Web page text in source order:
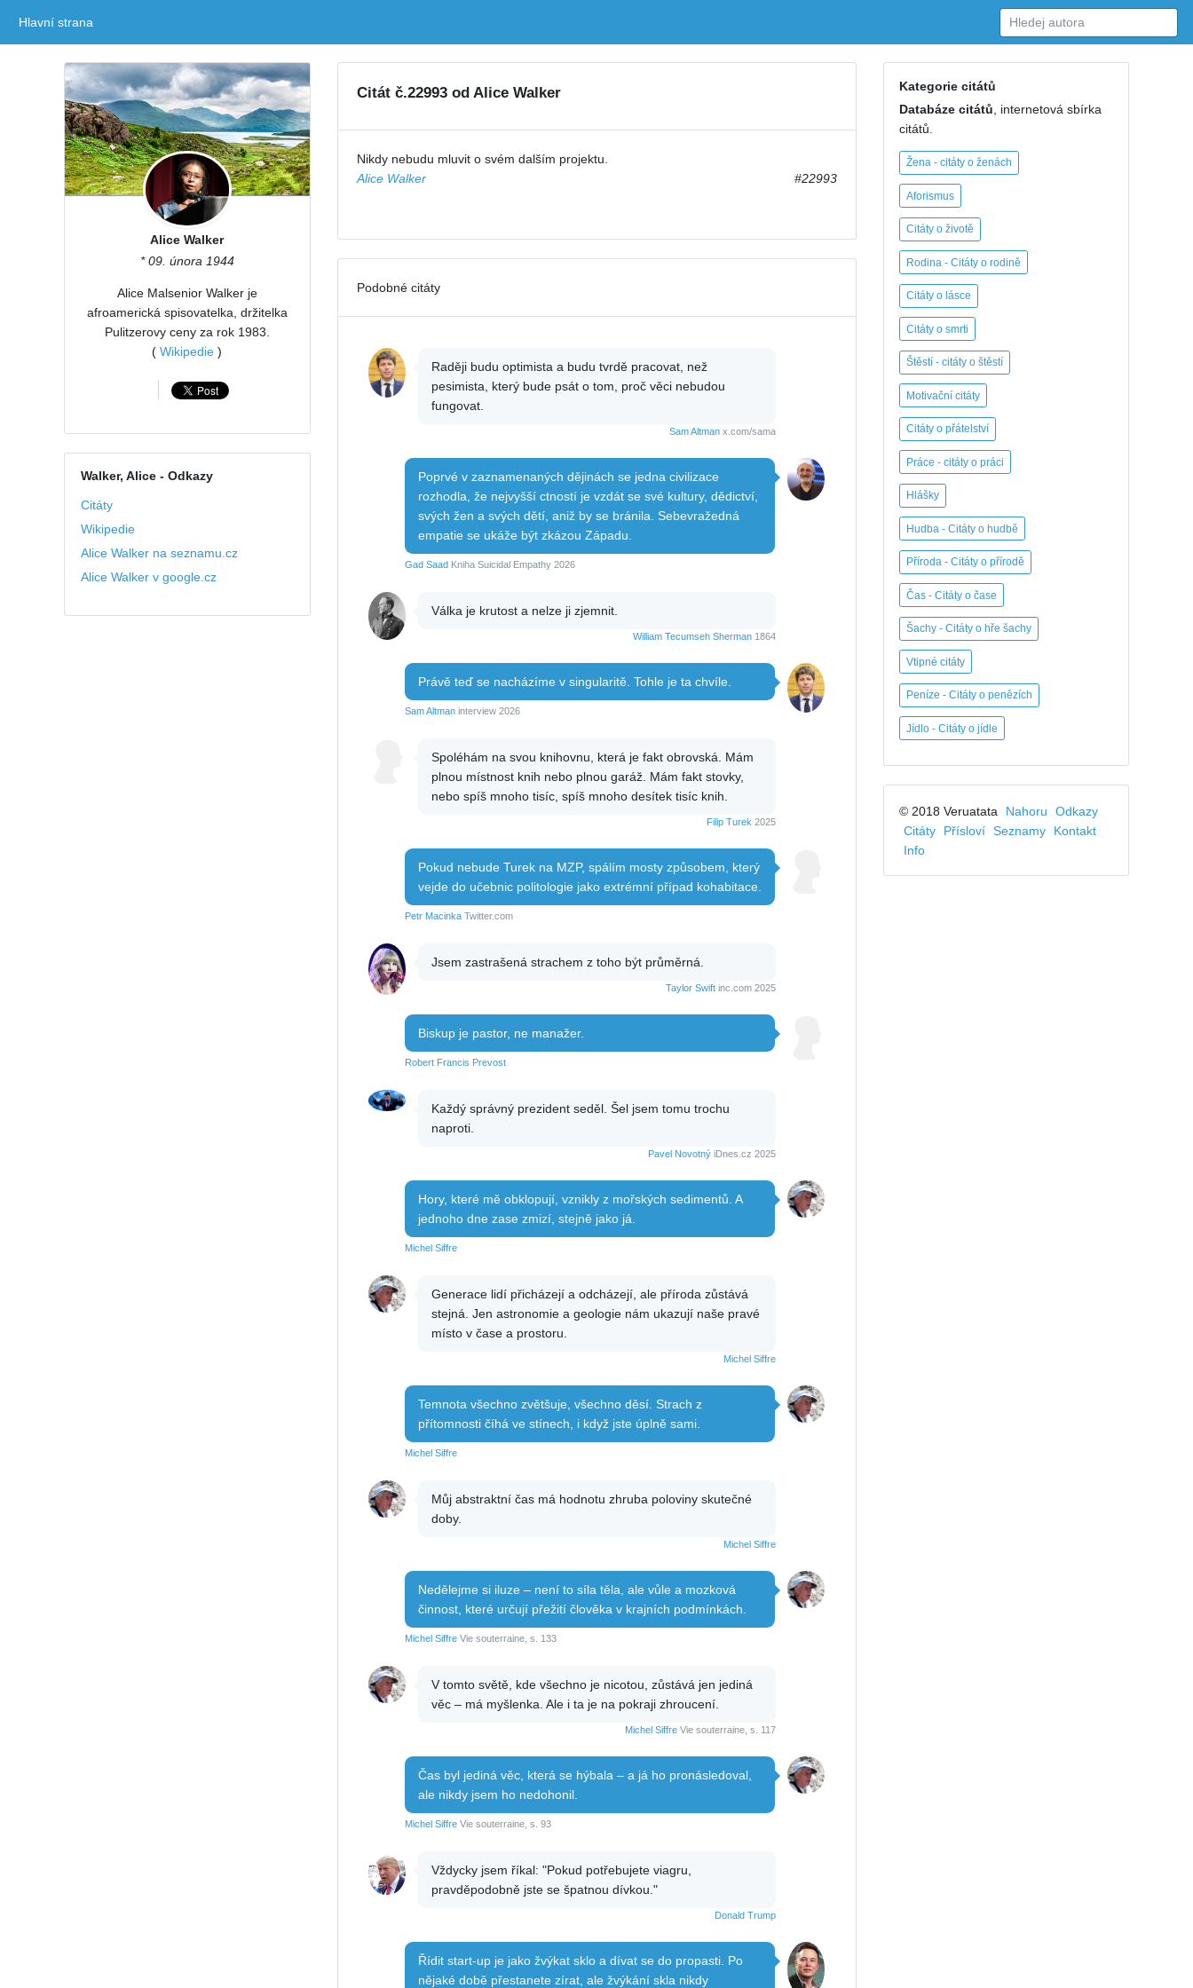
Hlavní strana
Alice Walker
* 09. února 1944
Alice Malsenior Walker je
afroamerická spisovatelka, držitelka
Pulitzerovy ceny za rok 1983.
(Wikipedie )
Walker, Alice- Odkazy
Citáty
Wikipedie
Alice Walker na seznamu.cz
Alice Walker v google.cz
Citát č.22993 od Alice Walker
Nikdy nebudu mluvit o svém dalším projektu.
Alice Walker
#22993
Podobné citáty
Raději budu optimista a budu tvrdě pracovat, než
pesimista, který bude psát o tom, proč věci nebudou
fungovat.
Sam Altmanx.com/sama
Poprvé v zaznamenaných dějinách se jedna civilizace
rozhodla, že nejvyšší ctností je vzdát se své kultury, dědictví,
svých žen a svých dětí, aniž by se bránila. Sebevražedná
empatie se ukáže být zkázou Západu.
Gad SaadKniha Suicidal Empathy 2026
Válka je krutost a nelze ji zjemnit.
William Tecumseh Sherman1864
Právě teď se nacházíme v singularitě. Tohle je ta chvíle.
Sam Altmaninterview 2026
Spoléhám na svou knihovnu, která je fakt obrovská. Mám
plnou místnost knih nebo plnou garáž. Mám fakt stovky,
nebo spíš mnoho tisíc, spíš mnoho desítek tisíc knih.
Filip Turek 2025
Pokud nebude Turek na MZP, spálím mosty způsobem, který
vejde do učebnic politologie jako extrémní případ kohabitace.
Petr MacinkaTwitter.com
Jsem zastrašená strachem z toho být průměrná.
Taylor Swiftinc.com 2025
Biskup je pastor, ne manažer.
Robert Francis Prevost
Každý správný prezident seděl. Šel jsem tomu trochu
naproti.
Pavel NovotnýiDnes.cz 2025
Hory, které mě obklopují, vznikly z mořských sedimentů. A
jednoho dne zase zmizí, stejně jako já.
Michel Siffre
Generace lidí přicházejí a odcházejí, ale příroda zůstává
stejná. Jen astronomie a geologie nám ukazují naše pravé
místo v čase a prostoru.
Michel Siffre
Temnota všechno zvětšuje, všechno děsí. Strach z
přítomnosti číhá ve stínech, i když jste úplně sami.
Michel Siffre
Můj abstraktní čas má hodnotu zhruba poloviny skutečné
doby.
Michel Siffre
Nedělejme si iluze – není to síla těla, ale vůle a mozková
činnost, které určují přežití člověka v krajních podmínkách.
Michel SiffreVie souterraine, s. 133
V tomto světě, kde všechno je nicotou, zůstává jen jediná
věc – má myšlenka. Ale i ta je na pokraji zhroucení.
Michel SiffreVie souterraine, s. 117
Čas byl jediná věc, která se hýbala – a já ho pronásledoval,
ale nikdy jsem ho nedohonil.
Michel SiffreVie souterraine, s. 93
Vždycky jsem říkal: "Pokud potřebujete viagru,
pravděpodobně jste se špatnou dívkou."
Donald Trump
Řídit start-up je jako žvýkat sklo a dívat se do propasti. Po
nějaké době přestanete zírat, ale žvýkání skla nikdy
Kategorie citátů
Databáze citátů , internetová sbírka
citátů.
Žena - citáty o ženách
Aforismus
Citáty o životě
Rodina - Citáty o rodině
Citáty o lásce
Citáty o smrti
Štěstí - citáty o štěstí
Motivační citáty
Citáty o přátelství
Práce - citáty o práci
Hlášky
Hudba - Citáty o hudbě
Příroda - Citáty o přírodě
Čas - Citáty o čase
Šachy - Citáty o hře šachy
Vtipné citáty
Peníze - Citáty o penězích
Jídlo - Citáty o jídle
© 2018 Veruatata Nahoru
Odkazy
Citáty
Přísloví Seznamy
Kontakt
Info